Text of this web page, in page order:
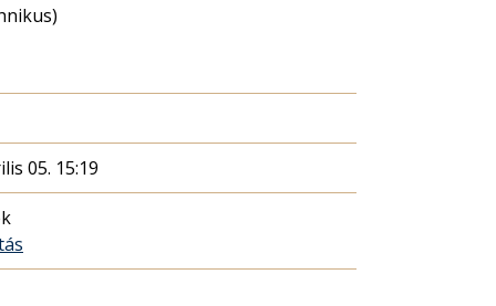
05. 15:19